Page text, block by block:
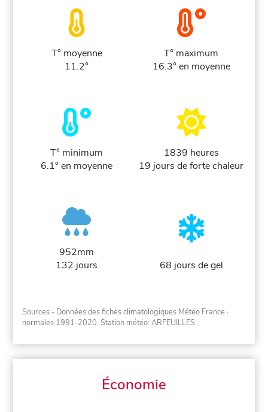
T° moyenne
11.2°
T° maximum
16.3° en moyenne
T° minimum
6.1° en moyenne
1839 heures
19 jours de forte chaleur
952mm
132 jours
68 jours de gel
Sources - Données des fiches climatologiques Météo France ·
normales 1991-2020. Station météo: ARFEUILLES.
Économie